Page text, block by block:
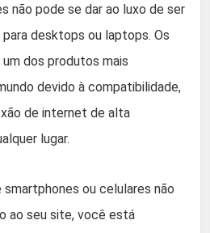
não pode se dar ao luxo de ser
desktops ou laptops. Os
dos produtos mais
devido à compatibilidade,
de internet de alta
lugar.
smartphones ou celulares não
ao seu site, você está